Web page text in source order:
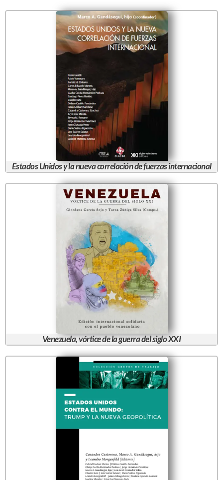
Estados Unidos y la nueva correlación de fuerzas internacional
Venezuela, vórtice de la guerra del siglo XXI